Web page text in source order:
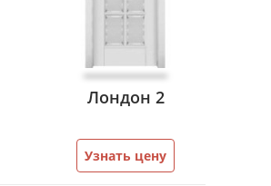
Лондон 2
Узнать цену